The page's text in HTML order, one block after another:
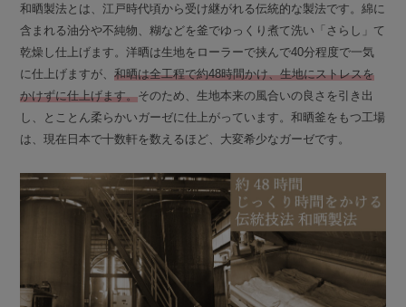
和晒製法とは、江戸時代頃から受け継がれる伝統的な製法です。綿に
含まれる油分や不純物、糊などを釜でゆっくり煮て洗い「さらし」て
乾燥し仕上げます。洋晒は生地をローラーで挟んで40分程度で一気
に仕上げますが、和晒は全工程で約48時間かけ、生地にストレスを
かけずに仕上げます。そのため、生地本来の風合いの良さを引き出
し、とことん柔らかいガーゼに仕上がっています。和晒釜をもつ工場
は、現在日本で十数軒を数えるほど、大変希少なガーゼです。